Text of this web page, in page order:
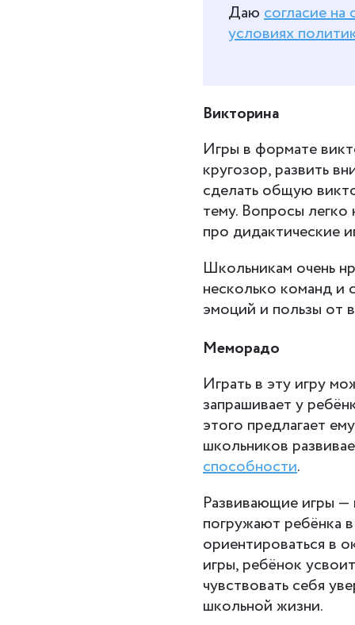
Даю согласие
условиях
Викторина
Игры в формате
кругозор, развить
сделать общую
тему. Вопросы
про дидактические
Школьникам очень
несколько команд и
эмоций и пользы от
Меморадо
Играть в эту игру
запрашивает у
этого предлагает
школьников
способности.
Развивающие игры —
погружают ребёнка
ориентироваться в
игры, ребёнок
чувствовать себя
школьной жизни.